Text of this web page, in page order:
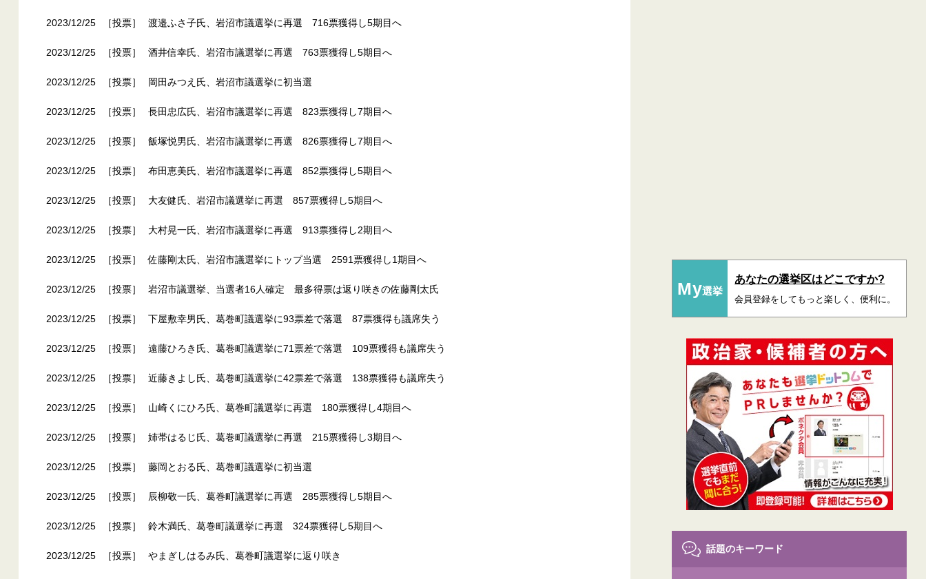
2023/12/25 ［投票］ 渡邉ふさ子氏、岩沼市議選挙に再選 716票獲得し5期目へ
2023/12/25 ［投票］ 酒井信幸氏、岩沼市議選挙に再選 763票獲得し5期目へ
2023/12/25 ［投票］ 岡田みつえ氏、岩沼市議選挙に初当選
2023/12/25 ［投票］ 長田忠広氏、岩沼市議選挙に再選 823票獲得し7期目へ
2023/12/25 ［投票］ 飯塚悦男氏、岩沼市議選挙に再選 826票獲得し7期目へ
2023/12/25 ［投票］ 布田恵美氏、岩沼市議選挙に再選 852票獲得し5期目へ
2023/12/25 ［投票］ 大友健氏、岩沼市議選挙に再選 857票獲得し5期目へ
2023/12/25 ［投票］ 大村晃一氏、岩沼市議選挙に再選 913票獲得し2期目へ
2023/12/25 ［投票］ 佐藤剛太氏、岩沼市議選挙にトップ当選 2591票獲得し1期目へ
2023/12/25 ［投票］ 岩沼市議選挙、当選者16人確定 最多得票は返り咲きの佐藤剛太氏
2023/12/25 ［投票］ 下屋敷幸男氏、葛巻町議選挙に93票差で落選 87票獲得も議席失う
2023/12/25 ［投票］ 遠藤ひろき氏、葛巻町議選挙に71票差で落選 109票獲得も議席失う
2023/12/25 ［投票］ 近藤きよし氏、葛巻町議選挙に42票差で落選 138票獲得も議席失う
2023/12/25 ［投票］ 山崎くにひろ氏、葛巻町議選挙に再選 180票獲得し4期目へ
2023/12/25 ［投票］ 姉帯はるじ氏、葛巻町議選挙に再選 215票獲得し3期目へ
2023/12/25 ［投票］ 藤岡とおる氏、葛巻町議選挙に初当選
2023/12/25 ［投票］ 辰柳敬一氏、葛巻町議選挙に再選 285票獲得し5期目へ
2023/12/25 ［投票］ 鈴木満氏、葛巻町議選挙に再選 324票獲得し5期目へ
2023/12/25 ［投票］ やまぎしはるみ氏、葛巻町議選挙に返り咲き
My選挙
あなたの選挙区はどこですか?
会員登録をしてもっと楽しく、便利に。
話題のキーワード